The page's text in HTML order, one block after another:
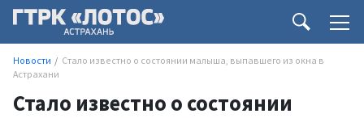
Новости
Стало известно о состоянии малыша, выпавшего из окна в
Астрахани
Стало известно о состоянии